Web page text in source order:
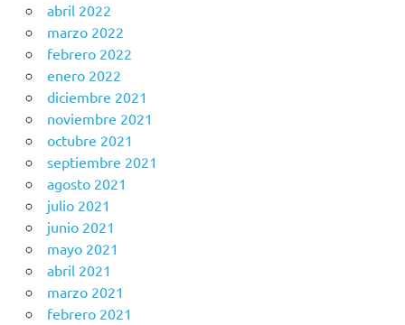
abril 2022
marzo 2022
febrero 2022
enero 2022
diciembre 2021
noviembre 2021
octubre 2021
septiembre 2021
agosto 2021
julio 2021
junio 2021
mayo 2021
abril 2021
marzo 2021
febrero 2021